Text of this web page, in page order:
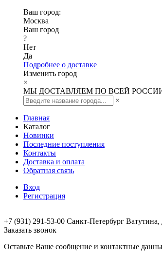
Ваш город:
Москва
Ваш город
?
Нет
Да
Подробнее о доставке
Изменить город
×
МЫ ДОСТАВЛЯЕМ ПО ВСЕЙ
×
Главная
Каталог
Новинки
Последние поступления
Контакты
Доставка и оплата
Обратная связь
Вход
Регистрация
+7 (931) 291-53-00 Санкт-Петербург
Заказать звонок
Оставьте Ваше сообщение и контактные